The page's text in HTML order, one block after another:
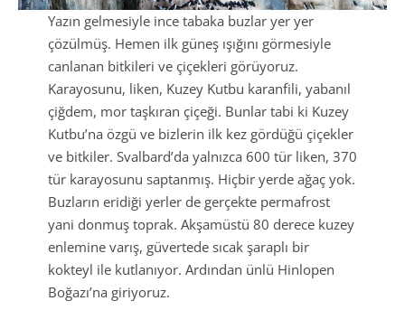
Yazın gelmesiyle ince tabaka buzlar yer yer
çözülmüş. Hemen ilk güneş ışığını görmesiyle
canlanan bitkileri ve çiçekleri görüyoruz.
Karayosunu, liken, Kuzey Kutbu karanfili, yabanıl
çiğdem, mor taşkıran çiçeği. Bunlar tabi ki Kuzey
Kutbu’na özgü ve bizlerin ilk kez gördüğü çiçekler
ve bitkiler. Svalbard’da yalnızca 600 tür liken, 370
tür karayosunu saptanmış. Hiçbir yerde ağaç yok.
Buzların eridiği yerler de gerçekte permafrost
yani donmuş toprak. Akşamüstü 80 derece kuzey
enlemine varış, güvertede sıcak şaraplı bir
kokteyl ile kutlanıyor. Ardından ünlü Hinlopen
Boğazı’na giriyoruz.